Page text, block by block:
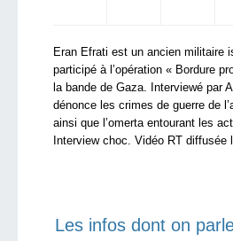
Eran Efrati est un ancien militaire
participé à l’opération « Bordure
la bande de Gaza. Interviewé par
dénonce les crimes de guerre de
ainsi que l’omerta entourant les
Interview choc. Vidéo RT diffusée
Les infos dont on